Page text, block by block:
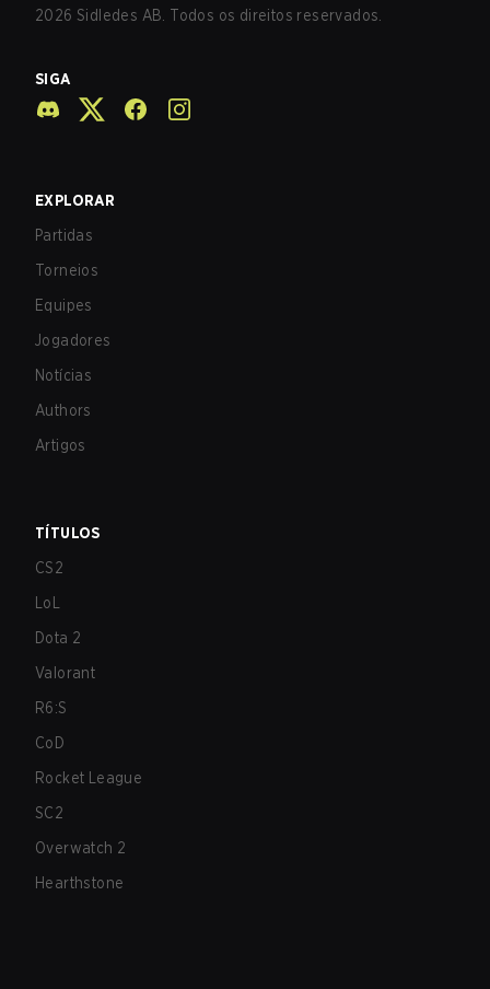
2026 Sidledes AB. Todos os direitos reservados.
SIGA
EXPLORAR
Partidas
Torneios
Equipes
Jogadores
Notícias
Authors
Artigos
TÍTULOS
CS2
LoL
Dota 2
Valorant
R6:S
CoD
Rocket League
SC2
Overwatch 2
Hearthstone